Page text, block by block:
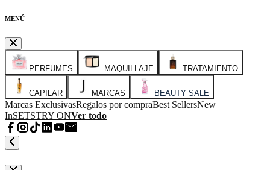
MENÚ
PERFUMES MAQUILLAJE TRATAMIENTO
CAPILAR MARCAS BEAUTY SALE
Marcas ExclusivasRegalos por compraBest SellersNew
InSETSTRY ONVer todo